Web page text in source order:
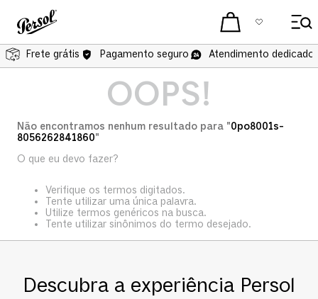
Frete grátis Pagamento seguro Atendimento dedicado
OOPS!
Não encontramos nenhum resultado para "0po8001s-
8056262841860"
O que eu devo fazer?
Verifique os termos digitados.
Tente utilizar uma única palavra.
Utilize termos genéricos na busca.
Tente utilizar sinônimos do termo desejado.
Descubra a experiência Persol